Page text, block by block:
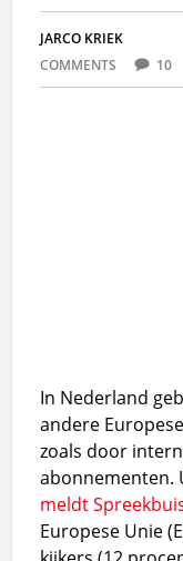
JARCO KRIEK
COMMENTS
10
In Nederland
andere
zoals door
abonnementen.
meldt
Europese Unie